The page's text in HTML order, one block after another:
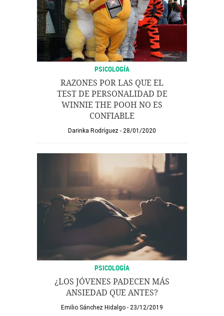
PSICOLOGÍA
RAZONES POR LAS QUE EL
TEST DE PERSONALIDAD DE
WINNIE THE POOH NO ES
CONFIABLE
Darinka Rodríguez 28/01/2020
PSICOLOGÍA
¿LOS JÓVENES PADECEN MÁS
ANSIEDAD QUE ANTES?
Emilio Sánchez Hidalgo 23/12/2019